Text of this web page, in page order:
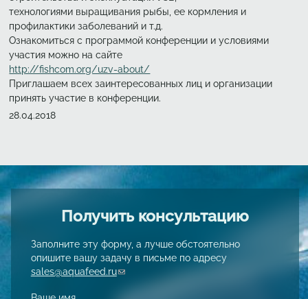
технологиями выращивания рыбы, ее кормления и
профилактики заболеваний и т.д.
Ознакомиться с программой конференции и условиями
участия можно на сайте
http://fishcom.org/uzv-about/
Приглашаем всех заинтересованных лиц и организации
принять участие в конференции.
Создано
28.04.2018
Получить консультацию
Заполните эту форму, а лучше обстоятельно
опишите вашу задачу в письме по адресу
sales@aquafeed.ru(link sends e-mail)